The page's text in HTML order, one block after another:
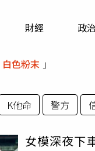
財經 政治
白色粉末 」
K他命 警方
女模深夜下